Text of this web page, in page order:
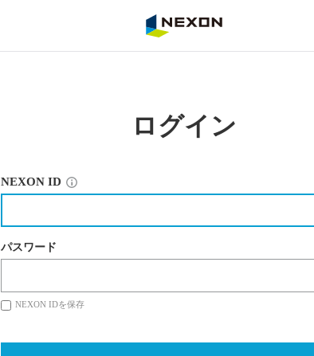
ログイン
NEXON ID
パスワード
NEXON IDを保存